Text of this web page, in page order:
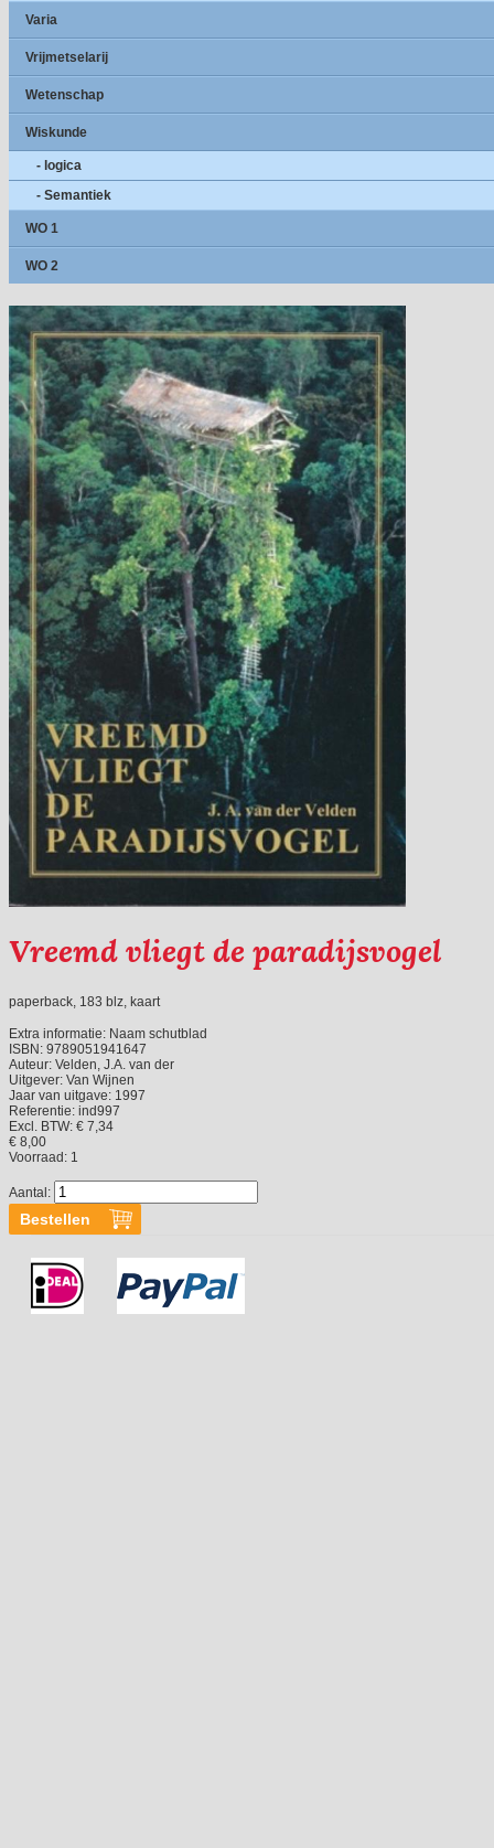
Varia
Vrijmetselarij
Wetenschap
Wiskunde
- logica
- Semantiek
WO 1
WO 2
Vreemd vliegt de paradijsvogel
paperback, 183 blz, kaart
Extra informatie: Naam schutblad
ISBN: 9789051941647
Auteur: Velden, J.A. van der
Uitgever: Van Wijnen
Jaar van uitgave: 1997
Referentie: ind997
Excl. BTW: € 7,34
€ 8,00
Voorraad: 1
Aantal: